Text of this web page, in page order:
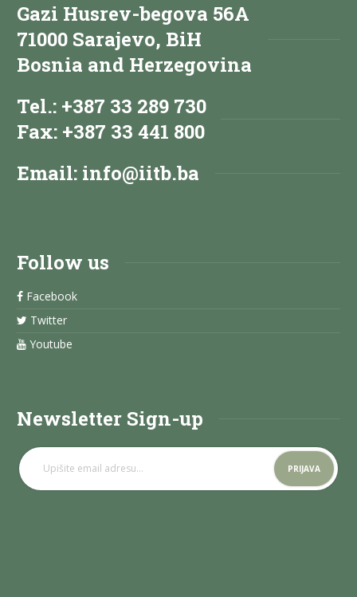
Gazi Husrev-begova 56A
71000 Sarajevo, BiH
Bosnia and Herzegovina
Tel.: +387 33 289 730
Fax: +387 33 441 800
Email: info@iitb.ba
Follow us
Facebook
Twitter
Youtube
Newsletter Sign-up